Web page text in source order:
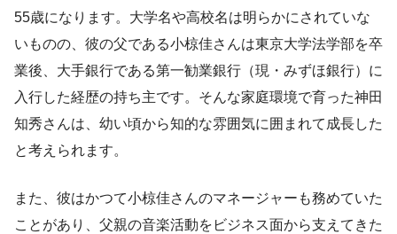
55歳になります。大学名や高校名は明らかにされていな
いものの、彼の父である小椋佳さんは東京大学法学部を卒
業後、大手銀行である第一勧業銀行（現・みずほ銀行）に
入行した経歴の持ち主です。そんな家庭環境で育った神田
知秀さんは、幼い頃から知的な雰囲気に囲まれて成長した
と考えられます。
また、彼はかつて小椋佳さんのマネージャーも務めていた
ことがあり、父親の音楽活動をビジネス面から支えてきた